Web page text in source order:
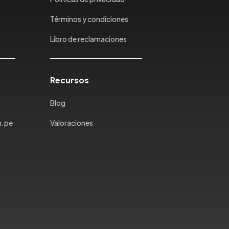
Términos y condiciones
Libro de reclamaciones
Recursos
Blog
Valoraciones